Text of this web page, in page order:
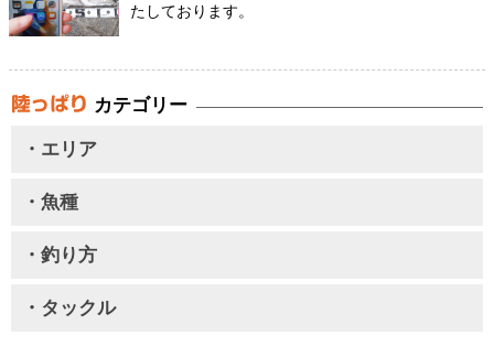
たしております。
カテゴリー
・エリア
・魚種
・釣り方
・タックル